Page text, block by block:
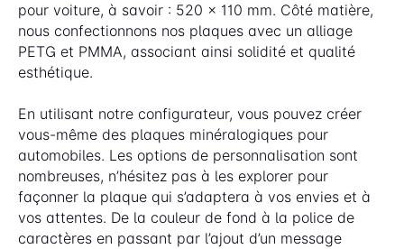
pour voiture, à savoir : 520 x 110 mm. Côté matière,
nous confectionnons nos plaques avec un alliage
PETG et PMMA, associant ainsi solidité et qualité
esthétique.
En utilisant notre configurateur, vous pouvez créer
vous-même des plaques minéralogiques pour
automobiles. Les options de personnalisation sont
nombreuses, n’hésitez pas à les explorer pour
façonner la plaque qui s’adaptera à vos envies et à
vos attentes. De la couleur de fond à la police de
caractères en passant par l’ajout d’un message